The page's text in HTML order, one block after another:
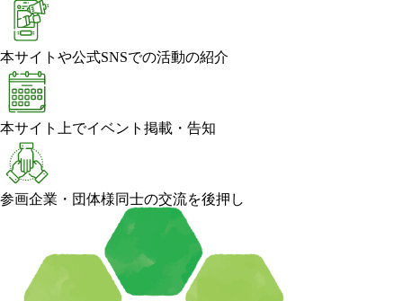
本サイトや公式SNSでの活動の紹介
本サイト上でイベント掲載・告知
参画企業・団体様同士の交流を後押し